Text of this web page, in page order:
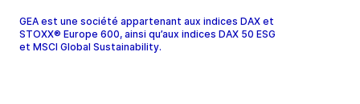
GEA est une société appartenant aux indices DAX et
STOXX® Europe 600, ainsi qu’aux indices DAX 50 ESG
et MSCI Global Sustainability.